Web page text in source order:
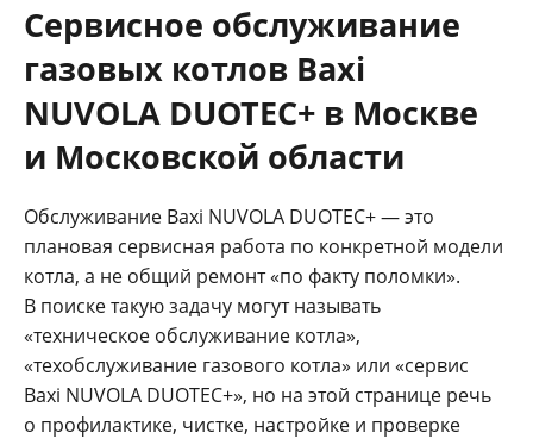
Сервисное обслуживание
газовых котлов Baxi
NUVOLA DUOTEC+ в Москве
и Московской области
Обслуживание Baxi NUVOLA DUOTEC+ — это
плановая сервисная работа по конкретной модели
котла, а не общий ремонт «по факту поломки».
В поиске такую задачу могут называть
«техническое обслуживание котла»,
«техобслуживание газового котла» или «сервис
Baxi NUVOLA DUOTEC+», но на этой странице речь
о профилактике, чистке, настройке и проверке